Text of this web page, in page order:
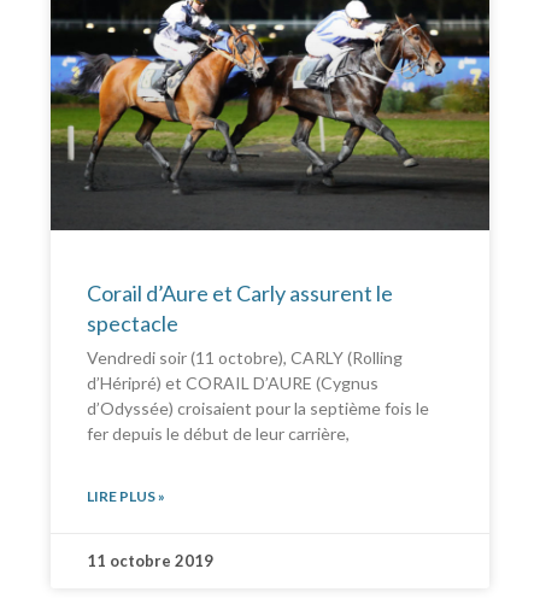
Corail d’Aure et Carly assurent le
spectacle
Vendredi soir (11 octobre), CARLY (Rolling
d’Héripré) et CORAIL D’AURE (Cygnus
d’Odyssée) croisaient pour la septième fois le
fer depuis le début de leur carrière,
LIRE PLUS »
11 octobre 2019